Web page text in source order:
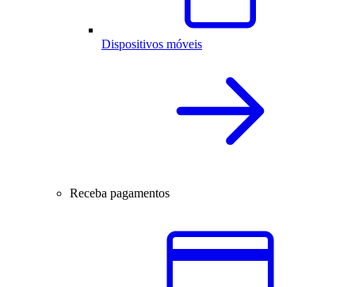
Dispositivos móveis
Receba pagamentos